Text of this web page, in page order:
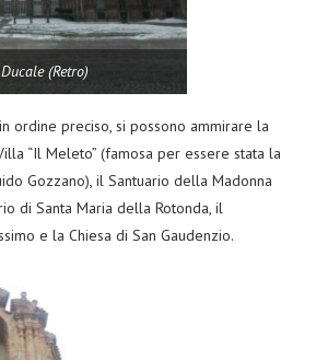
(Retro)
ordine preciso, si possono ammirare la
“Il Meleto” (famosa per essere stata la
Gozzano), il Santuario della Madonna
di Santa Maria della Rotonda, il
e la Chiesa di San Gaudenzio.